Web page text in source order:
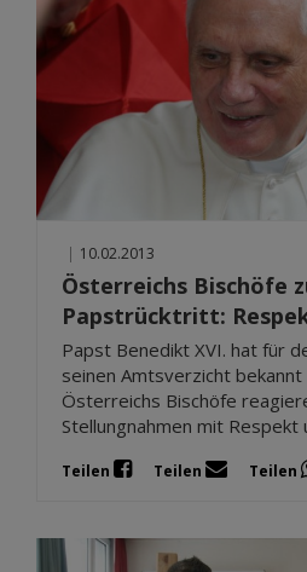
10.02.2013
Österreichs Bischöfe
Papstrücktritt:
Papst Benedikt XVI. hat für
seinen Amtsverzicht
Österreichs Bischöfe
Stellungnahmen mit Respekt
Teilen Teilen Teilen